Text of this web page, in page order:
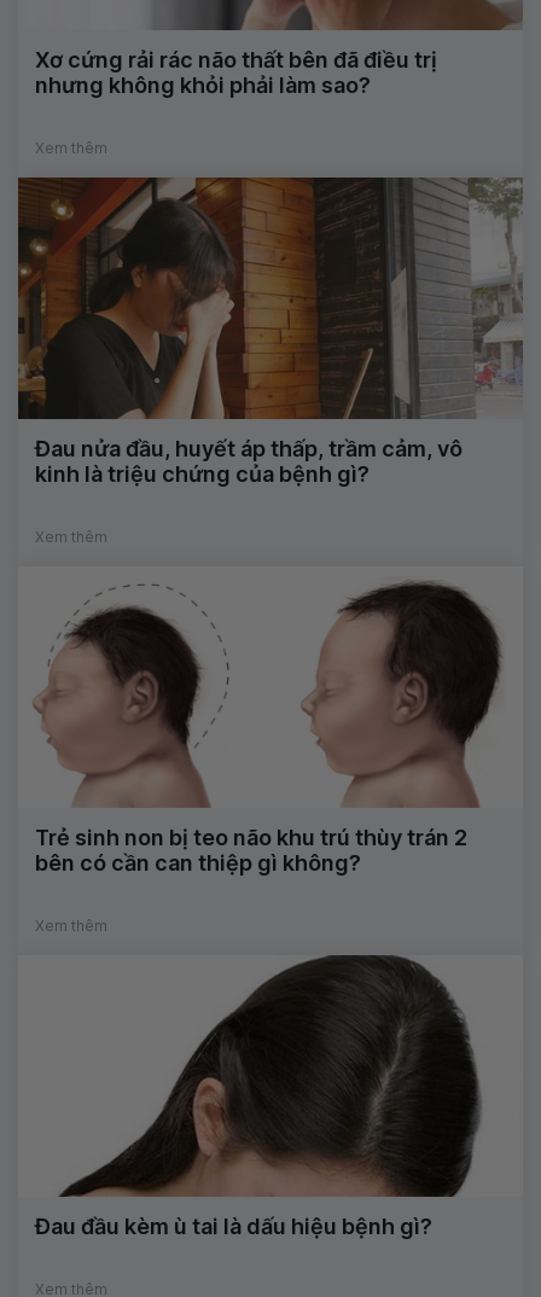
Xơ cứng rải rác não thất bên đã điều trị
nhưng không khỏi phải làm sao?
Xem thêm
Đau nửa đầu, huyết áp thấp, trầm cảm, vô
kinh là triệu chứng của bệnh gì?
Xem thêm
Trẻ sinh non bị teo não khu trú thùy trán 2
bên có cần can thiệp gì không?
Xem thêm
Đau đầu kèm ù tai là dấu hiệu bệnh gì?
Xem thêm